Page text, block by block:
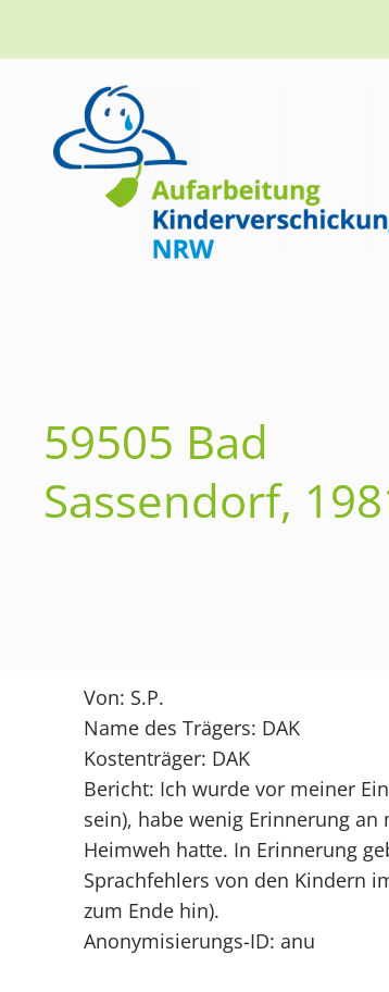
59505 Bad
Sassendorf,
Von: S.P.
Name des Trägers: DAK
Kostenträger: DAK
Bericht: Ich wurde vor meiner
sein), habe wenig Erinnerung
Heimweh hatte. In Erinnerung
Sprachfehlers von den Kindern
zum Ende hin).
Anonymisierungs-ID: anu